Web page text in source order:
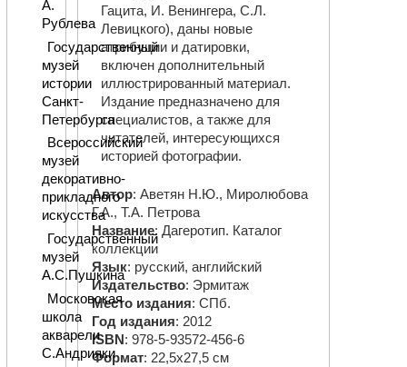
Гацита, И. Венингера, С.Л.
Левицкого), даны новые
атрибуции и датировки,
включен дополнительный
иллюстрированный материал.
Издание предназначено для
специалистов, а также для
читателей, интересующихся
историей фотографии.
Автор: Аветян Н.Ю., Миролюбова
Г.А., Т.А. Петрова
Название: Дагеротип. Каталог
коллекции
Язык: русский, английский
Издательство: Эрмитаж
Место издания: СПб.
Год издания: 2012
ISBN : 978-5-93572-456-6
Формат: 22,5х27,5 см
А.
Рублева
Государственный
музей
истории
Санкт-
Петербурга
Всероссийский
музей
декоративно-
прикладного
искусства
Государственный
музей
А.С.Пушкина
Московская
школа
акварели
С.Андрияки